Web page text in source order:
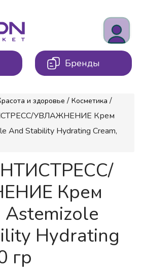
Бренды
и здоровье / Косметика /
УВЛАЖНЕНИЕ Крем
And Stability Hydrating Cream,
Крем
Hydrating
гр